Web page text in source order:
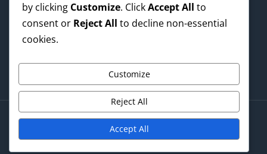
İklim - Çevre. Nereye ?
Evde kolayca yapılacak fitness hareketleri
Yemek sadece yemek yemek değildir 1
by clicking Customize. ClickAccept All to
consent or Reject All to decline non-essential
cookies.
Customize
Reject All
Accept All